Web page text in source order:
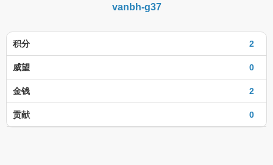
vanbh-g37
2
积分
0
威望
2
金钱
0
贡献